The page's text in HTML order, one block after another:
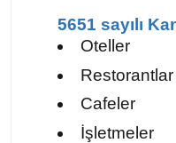
5651 sayılı
Oteller
Restorantlar
Cafeler
İşletmeler